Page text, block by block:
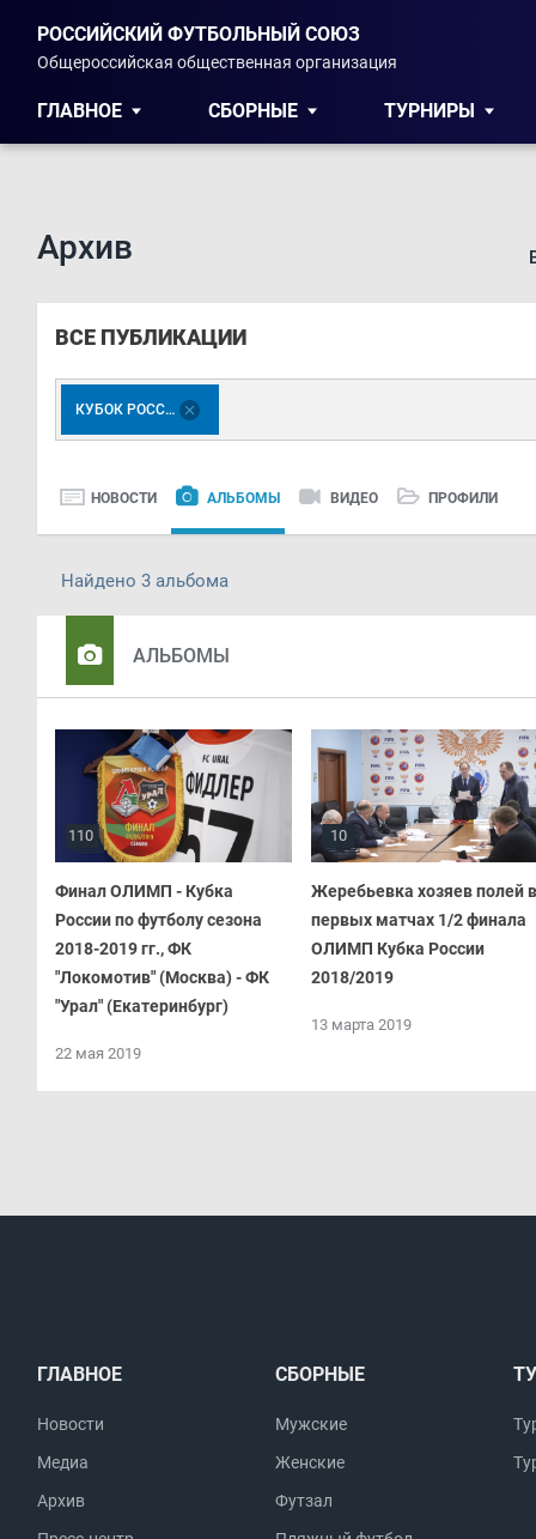
РОССИЙСКИЙ ФУТБОЛЬНЫЙ СОЮЗ
Общероссийская общественная организация
ГЛАВНОЕ СБОРНЫЕ ТУРНИРЫ
Архив
ВСЕ ПУБЛИКАЦИИ
КУБОК РОССИИ
НОВОСТИ АЛЬБОМЫ ВИДЕО ПРОФИЛИ
Найдено 3 альбома
АЛЬБОМЫ
110
Финал ОЛИМП - Кубка
России по футболу сезона
2018-2019 гг., ФК
"Локомотив" (Москва) - ФК
"Урал" (Екатеринбург)
22 мая 2019
10
Жеребьевка хозяев полей в
первых матчах 1/2 финала
ОЛИМП Кубка России
2018/2019
13 марта 2019
ГЛАВНОЕ
Новости
Медиа
Архив
СБОРНЫЕ
Мужские
Женские
Футзал